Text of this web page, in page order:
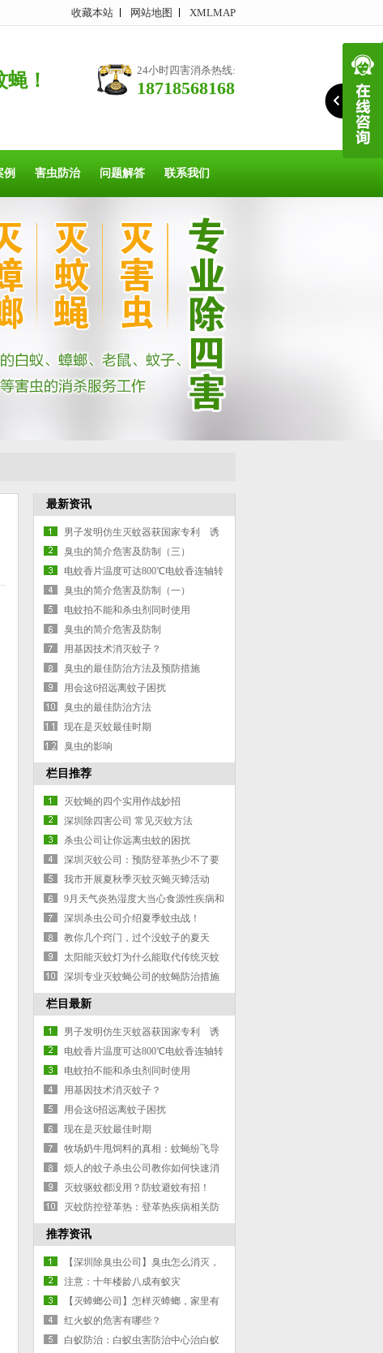
收藏本站 网站地图 XMLMAP
！ 24小时四害消杀热线:
18718568168
例 害虫防治 问题解答 联系我们
最新资讯
男子发明仿生灭蚊器获国家专利 诱
蚊指数超人体
臭虫的简介危害及防制（三）
电蚊香片温度可达800℃电蚊香连轴转
很危险
臭虫的简介危害及防制（一）
电蚊拍不能和杀虫剂同时使用
臭虫的简介危害及防制
用基因技术消灭蚊子？
臭虫的最佳防治方法及预防措施
用会这6招远离蚊子困扰
臭虫的最佳防治方法
现在是灭蚊最佳时期
臭虫的影响
栏目推荐
灭蚊蝇的四个实用作战妙招
深圳除四害公司 常见灭蚊方法
杀虫公司让你远离虫蚊的困扰
深圳灭蚊公司：预防登革热少不了要
做好灭蚊工作
我市开展夏秋季灭蚊灭蝇灭蟑活动
9月天气炎热湿度大当心食源性疾病和
蚊媒疾病
深圳杀虫公司介绍夏季蚊虫战！
教你几个窍门，过个没蚊子的夏天
太阳能灭蚊灯为什么能取代传统灭蚊
产品？
深圳专业灭蚊蝇公司的蚊蝇防治措施
栏目最新
男子发明仿生灭蚊器获国家专利 诱
蚊指数超人体
电蚊香片温度可达800℃电蚊香连轴转
很危险
电蚊拍不能和杀虫剂同时使用
用基因技术消灭蚊子？
用会这6招远离蚊子困扰
现在是灭蚊最佳时期
牧场奶牛甩饲料的真相：蚊蝇纷飞导
致每年经济损失达3.6亿美金！
烦人的蚊子杀虫公司教你如何快速消
灭
灭蚊驱蚊都没用？防蚊避蚊有招！
灭蚊防控登革热：登革热疾病相关防
控知识答问
推荐资讯
【深圳除臭虫公司】臭虫怎么消灭，
怎样除臭虫更有效？
注意：十年楼龄八成有蚁灾
【灭蟑螂公司】怎样灭蟑螂，家里有
小孩少用药
红火蚁的危害有哪些？
白蚁防治：白蚁虫害防治中心治白蚁